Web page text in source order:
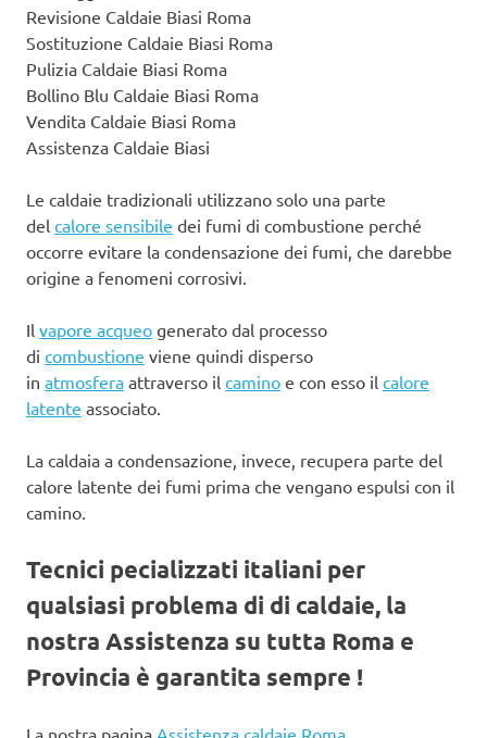
Revisione Caldaie Biasi Roma
Sostituzione Caldaie Biasi Roma
Pulizia Caldaie Biasi Roma
Bollino Blu Caldaie Biasi Roma
Vendita Caldaie Biasi Roma
Assistenza Caldaie Biasi
Le caldaie tradizionali utilizzano solo una parte
del calore sensibile dei fumi di combustione perché
occorre evitare la condensazione dei fumi, che darebbe
origine a fenomeni corrosivi.
Il vapore acqueo generato dal processo
di combustione viene quindi disperso
in atmosfera attraverso il camino e con esso il calore
latente associato.
La caldaia a condensazione, invece, recupera parte del
calore latente dei fumi prima che vengano espulsi con il
camino.
Tecnici pecializzati italiani per
qualsiasi problema di di caldaie, la
nostra Assistenza su tutta Roma e
Provincia è garantita sempre !